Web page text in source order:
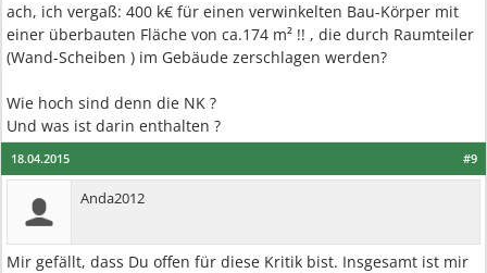
ach, ich vergaß: 400 k€ für einen verwinkelten Bau-Körper mit
einer überbauten Fläche von ca.174 m² !! , die durch Raumteiler
(Wand-Scheiben ) im Gebäude zerschlagen werden?
Wie hoch sind denn die NK ?
Und was ist darin enthalten ?
#9
18.04.2015
Anda2012
Mir gefällt, dass Du offen für diese Kritik bist. Insgesamt ist mir